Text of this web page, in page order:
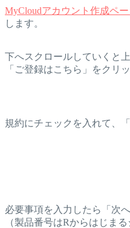
MyCloudアカウント作成ペ
します。
下へスクロールしていくと
「ご登録はこちら」をクリッ
規約にチェックを入れて、
必要事項を入力したら「次
（製品番号はRからはじま